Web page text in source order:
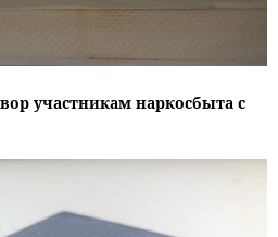
участникам наркосбыта с